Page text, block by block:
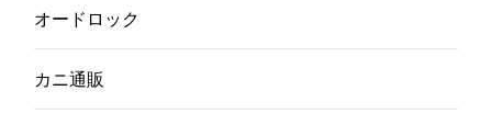
オードロック
カニ通販